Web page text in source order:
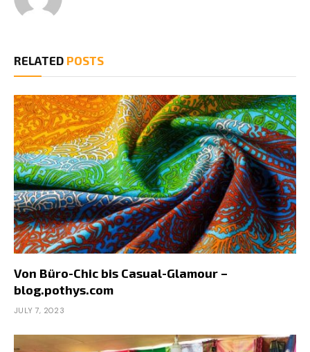
RELATED POSTS
Von Büro-Chic bis Casual-Glamour –
blog.pothys.com
JULY 7, 2023